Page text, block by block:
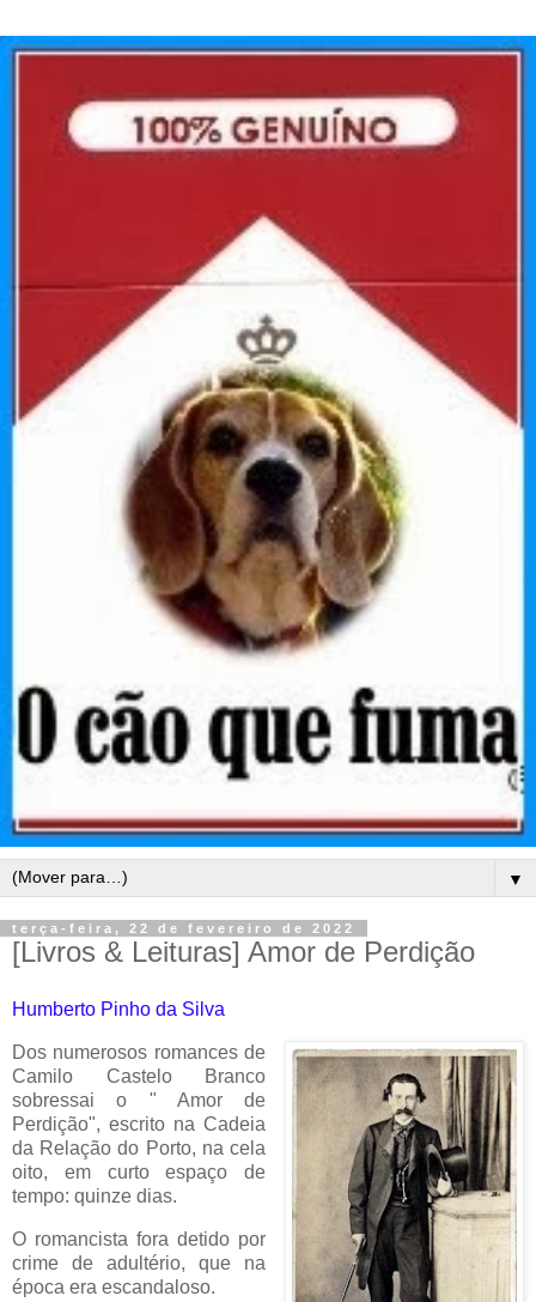
▼
terça-feira, 22 de fevereiro de 2022
[Livros & Leituras] Amor de Perdição
Humberto Pinho da Silva
Dos numerosos romances de
Camilo Castelo Branco
sobressai o " Amor de
Perdição", escrito na Cadeia
da Relação do Porto, na cela
oito, em curto espaço de
tempo: quinze dias.
O romancista fora detido por
crime de adultério, que na
época era escandaloso.